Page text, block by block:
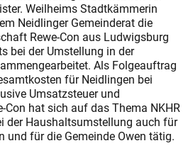
Weilheims Stadtkämmerin
Neidlinger Gemeinderat die
Rewe-Con aus Ludwigsburg
bei der Umstellung in der
Als Folgeauftrag
für Neidlingen bei
Umsatzsteuer und
Con hat sich auf das Thema NKHR
der Haushaltsumstellung auch für
und für die Gemeinde Owen tätig.